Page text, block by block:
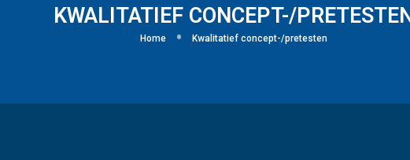
KWALITATIEF CONCEPT-/
Home Kwalitatief concept-/pretesten